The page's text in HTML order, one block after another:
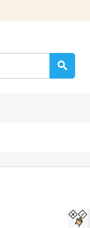
search